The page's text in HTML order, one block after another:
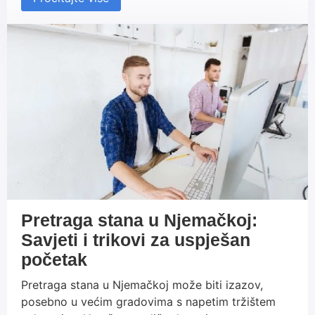
profesionalne izglede i uspješno se integrirati u
njemačko radno okruženje.
Pretraga stana u Njemačkoj:
Savjeti i trikovi za uspješan
početak
Pretraga stana u Njemačkoj može biti izazov,
posebno u većim gradovima s napetim tržištem